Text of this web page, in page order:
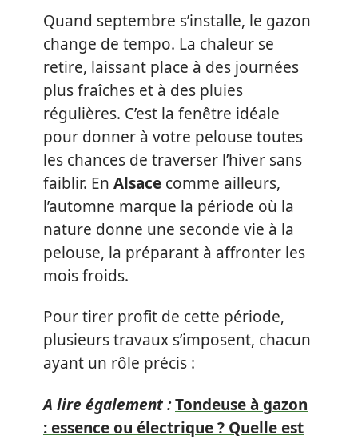
Quand septembre s’installe, le gazon
change de tempo. La chaleur se
retire, laissant place à des journées
plus fraîches et à des pluies
régulières. C’est la fenêtre idéale
pour donner à votre pelouse toutes
les chances de traverser l’hiver sans
faiblir. En Alsace comme ailleurs,
l’automne marque la période où la
nature donne une seconde vie à la
pelouse, la préparant à affronter les
mois froids.
Pour tirer profit de cette période,
plusieurs travaux s’imposent, chacun
ayant un rôle précis :
A lire également :Tondeuse à gazon
: essence ou électrique ? Quelle est